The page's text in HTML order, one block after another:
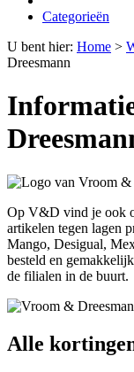
Categorieën
U bent hier: Home >
Dreesmann
Op V&D vind je ook
artikelen tegen lagen
Mango, Desigual,
besteld en
de filialen in de buurt.
Alle